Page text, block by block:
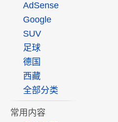
AdSense
Google
SUV
足球
德国
西藏
全部分类
常用内容